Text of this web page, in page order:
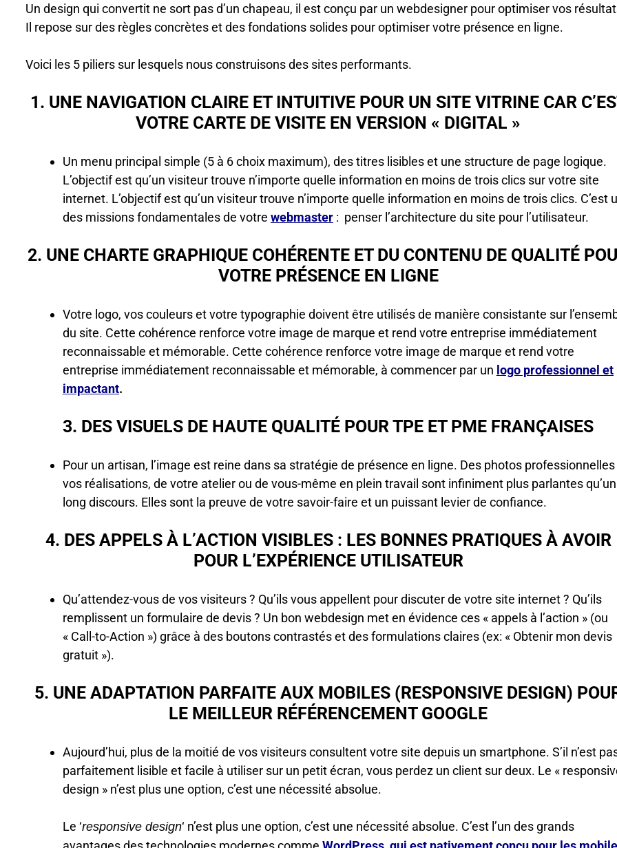
Un design qui convertit ne sort pas d’un chapeau, il est conçu par un webdesigner pour optimiser vos
Il repose sur des règles concrètes et des fondations solides pour optimiser votre présence en ligne.
Voici les 5 piliers sur lesquels nous construisons des sites performants.
1. UNE NAVIGATION CLAIRE ET INTUITIVE POUR UN SITE VITRINE CAR
VOTRE CARTE DE VISITE EN VERSION « DIGITAL »
Un menu principal simple (5 à 6 choix maximum), des titres lisibles et une structure de page logique.
L’objectif est qu’un visiteur trouve n’importe quelle information en moins de trois clics sur votre site
internet. L’objectif est qu’un visiteur trouve n’importe quelle information en moins de trois clics. C’est
des missions fondamentales de votre webmaster: penser l’architecture du site pour l’utilisateur.
2. UNE CHARTE GRAPHIQUE COHÉRENTE ET DU CONTENU DE QUALITÉ
VOTRE PRÉSENCE EN LIGNE
Votre logo, vos couleurs et votre typographie doivent être utilisés de manière consistante sur
du site. Cette cohérence renforce votre image de marque et rend votre entreprise immédiatement
reconnaissable et mémorable. Cette cohérence renforce votre image de marque et rend votre
entreprise immédiatement reconnaissable et mémorable, à commencer par un logo professionnel et
impactant.
3. DES VISUELS DE HAUTE QUALITÉ POUR TPE ET PME FRANÇAISES
Pour un artisan, l’image est reine dans sa stratégie de présence en ligne. Des photos
vos réalisations, de votre atelier ou de vous-même en plein travail sont infiniment plus parlantes qu’un
long discours. Elles sont la preuve de votre savoir-faire et un puissant levier de confiance.
4. DES APPELS À L’ACTION VISIBLES : LES BONNES PRATIQUES À AVOIR
POUR L’EXPÉRIENCE UTILISATEUR
Qu’attendez-vous de vos visiteurs ? Qu’ils vous appellent pour discuter de votre site internet ? Qu’ils
remplissent un formulaire de devis ? Un bon webdesign met en évidence ces « appels à l’action » (ou
« Call-to-Action ») grâce à des boutons contrastés et des formulations claires (ex: « Obtenir mon devis
gratuit »).
5. UNE ADAPTATION PARFAITE AUX MOBILES (RESPONSIVE DESIGN)
LE MEILLEUR RÉFÉRENCEMENT GOOGLE
Aujourd’hui, plus de la moitié de vos visiteurs consultent votre site depuis un smartphone. S’il n’est
parfaitement lisible et facile à utiliser sur un petit écran, vous perdez un client sur deux. Le «
design » n’est plus une option, c’est une nécessité absolue.
Le ‘responsive design‘ n’est plus une option, c’est une nécessité absolue. C’est l’un des grands